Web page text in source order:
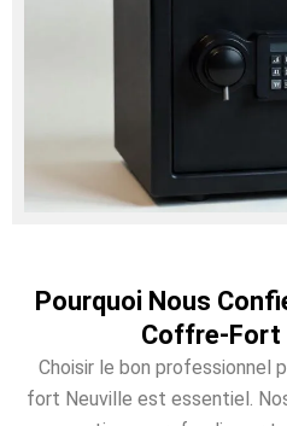
Pourquoi Nous
Coffre-Fort
Choisir le bon professionnel
fort Neuville est essentiel.